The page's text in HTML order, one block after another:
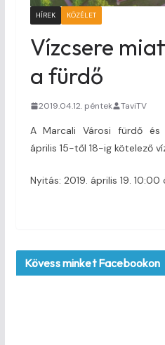
HÍREK KÖZÉLET
Vízcsere
a fürdő
2019.04.12. péntek TaviTV
A Marcali Városi fürdő és
április 15-től 18-ig kötelező
Nyitás: 2019. április 19. 10:00
Kövess minket Facebookon